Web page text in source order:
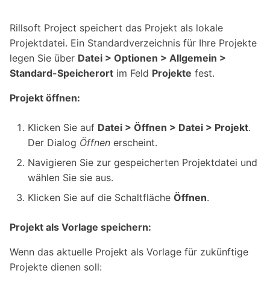
Rillsoft Project speichert das Projekt als lokale
Projektdatei. Ein Standardverzeichnis für Ihre Projekte
legen Sie über Datei > Optionen > Allgemein >
Standard-Speicherort im Feld Projekte fest.
Projekt öffnen:
Klicken Sie auf Datei > Öffnen > Datei > Projekt.
Der Dialog Öffnen erscheint.
Navigieren Sie zur gespeicherten Projektdatei und
wählen Sie sie aus.
Klicken Sie auf die Schaltfläche Öffnen.
Projekt als Vorlage speichern:
Wenn das aktuelle Projekt als Vorlage für zukünftige
Projekte dienen soll: